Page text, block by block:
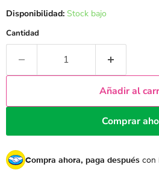
Disponibilidad: Stock bajo
Cantidad
Añadir al
Comprar
Compra ahora, paga después con